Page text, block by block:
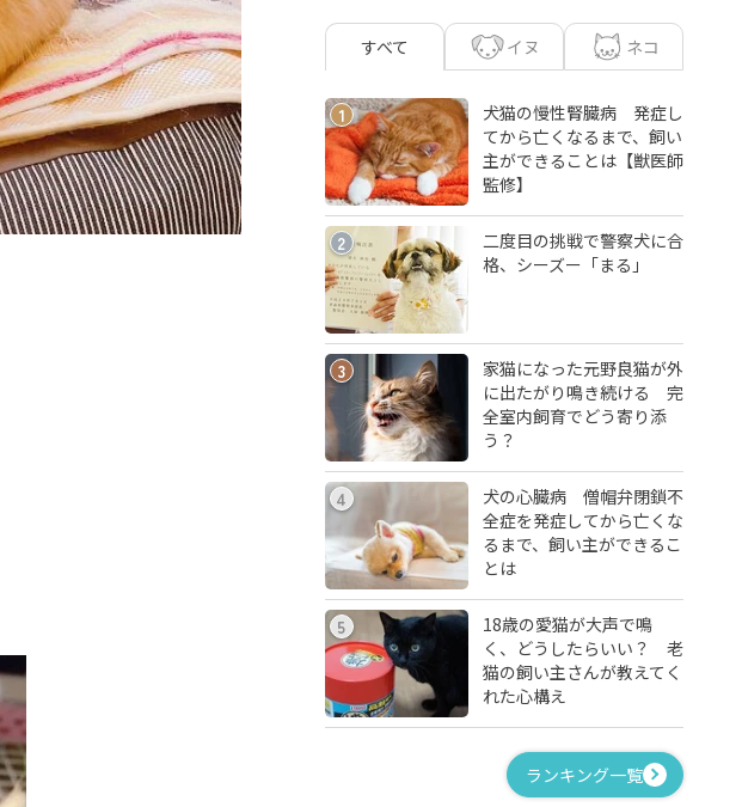
すべて イヌ ネコ
1
犬猫の慢性腎臓病 発症し
てから亡くなるまで、飼い
主ができることは【獣医師
監修】
2
二度目の挑戦で警察犬に合
格、シーズー「まる」
3
家猫になった元野良猫が外
に出たがり鳴き続ける 完
全室内飼育でどう寄り添
う？
4
犬の心臓病 僧帽弁閉鎖不
全症を発症してから亡くな
るまで、飼い主ができるこ
とは
5
18歳の愛猫が大声で鳴
く、どうしたらいい？ 老
猫の飼い主さんが教えてく
れた心構え
ランキング一覧